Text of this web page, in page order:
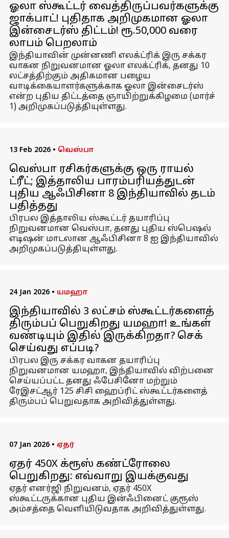
ஓலா ஸ்கூட்டர் வைத்திருப்பவர்களுக்கு
ஜாக்பாட்! புதிதாக அறிமுகமான ஓலா
இன்சைடர்ஸ் திட்டம்! ரூ.50,000 வரை
லாபம் பெறலாம்
இந்தியாவின் முன்னணி எலக்ட்ரிக் இரு சக்கர
வாகன நிறுவனமான ஓலா எலக்ட்ரிக், தனது 10
லட்சத்திற்கும் அதிகமான பழைய
வாடிக்கையாளர்களுக்காக ஓலா இன்சைடர்ஸ்
என்ற புதிய திட்டத்தை ஞாயிற்றுக்கிழமை (மார்ச்
1) அறிமுகப்படுத்தியுள்ளது.
13 Feb 2026 • வெஸ்பா
வெஸ்பா ரசிகர்களுக்கு ஒரு ராயல்
ட்ரீட்; இத்தாலிய பாரம்பரியத்துடன்
புதிய ஆஃபிசினா 8 இந்தியாவில் தடம்
பதித்தது
பிரபல இத்தாலிய ஸ்கூட்டர் தயாரிப்பு
நிறுவனமான வெஸ்பா, தனது புதிய ஸ்பெஷல்
எடிஷன் மாடலான ஆஃபிசினா 8 ஐ இந்தியாவில்
அறிமுகப்படுத்தியுள்ளது.
24 Jan 2026 • யமஹா
இந்தியாவில் 3 லட்சம் ஸ்கூட்டர்களைத்
திரும்பப் பெறுகிறது யமஹா! உங்கள்
வண்டியும் இதில் இருக்கிறதா? செக்
செய்வது எப்படி?
பிரபல இரு சக்கர வாகன தயாரிப்பு
நிறுவனமான யமஹா, இந்தியாவில் விற்பனை
செய்யப்பட்ட தனது ஃபேசினோ மற்றும்
ரேஇசட்ஆர் 125 சிசி ஹைப்ரிட் ஸ்கூட்டர்களைத்
திரும்பப் பெறுவதாக அறிவித்துள்ளது.
07 Jan 2026 • ஏதர்
ஏதர் 450X க்ரூஸ் கண்ட்ரோலை
பெறுகிறது: எவ்வாறு இயக்குவது
ஏதர் எனர்ஜி நிறுவனம், ஏதர் 450X
ஸ்கூட்டருக்கான புதிய இன்ஃபினைட் குரூஸ்
அம்சத்தை வெளியிடுவதாக அறிவித்துள்ளது.